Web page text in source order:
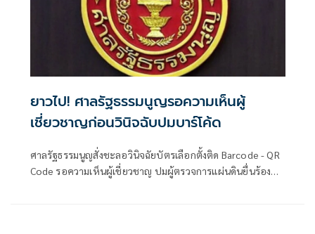
ยาวไป! ศาลรัฐธรรมนูญรอความเห็นผู้
เชี่ยวชาญก่อนวินิจฉับปมบาร์โค้ด
ศาลรัฐธรรมนูญสั่งชะลอวินิจฉัยบัตรเลือกตั้งติด Barcode - QR
Code รอความเห็นผู้เชี่ยวชาญ ปมผู้ตรวจการแผ่นดินยื่นร้องส่อ